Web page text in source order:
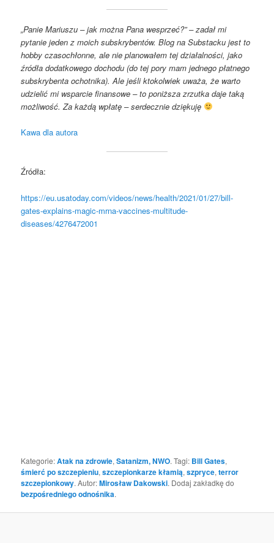
„Panie Mariuszu – jak można Pana wesprzeć?” – zadał mi
pytanie jeden z moich subskrybentów. Blog na Substacku jest to
hobby czasochłonne, ale nie planowałem tej działalności, jako
źródła dodatkowego dochodu (do tej pory mam jednego płatnego
subskrybenta ochotnika). Ale jeśli ktokolwiek uważa, że warto
udzielić mi wsparcie finansowe – to poniższa zrzutka daje taką
możliwość. Za każdą wpłatę – serdecznie dziękuję
Kawa dla autora
Źródła:
https://eu.usatoday.com/videos/news/health/2021/01/27/bill-
gates-explains-magic-mrna-vaccines-multitude-
diseases/4276472001
Kategorie:Atak na zdrowie,Satanizm, NWO. Tagi: Bill Gates,
śmierć po szczepieniu,szczepionkarze kłamią,szpryce,terror
szczepionkowy. Autor:Mirosław Dakowski. Dodaj zakładkę do
bezpośredniego odnośnika.